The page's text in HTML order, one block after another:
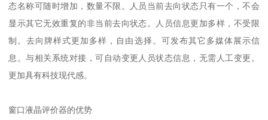
态名称可随时增加，数量不限。人员当前去向状态只有一个，不会
显示其它无效重复的非当前去向状态。人员信息更加多样，不受限
制。去向牌样式更加多样，自由选择。可发布其它多媒体展示信
息。与相关系统对接，可自动变更人员状态信息，无需人工变更。
更加具有科技现代感。
窗口液晶评价器的优势